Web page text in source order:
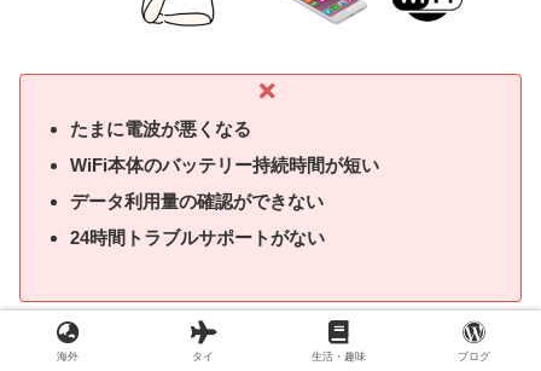
たまに電波が悪くなる
WiFi本体のバッテリー持続時間が短い
データ利用量の確認ができない
24時間トラブルサポートがない
たまに電波が悪くなるという口コミはありましたが、ほとん
海外 タイ 生活・趣味 ブログ